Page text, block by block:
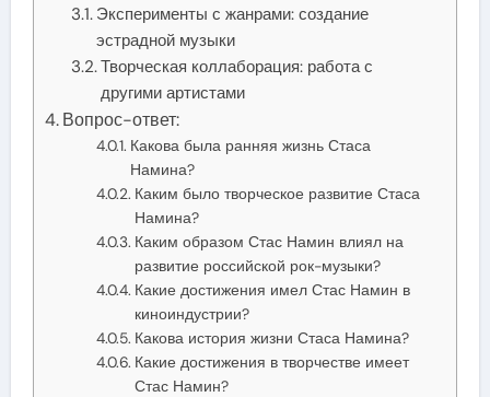
Эксперименты с жанрами: создание
эстрадной музыки
Творческая коллаборация: работа с
другими артистами
Вопрос-ответ:
Какова была ранняя жизнь Стаса
Намина?
Каким было творческое развитие Стаса
Намина?
Каким образом Стас Намин влиял на
развитие российской рок-музыки?
Какие достижения имел Стас Намин в
киноиндустрии?
Какова история жизни Стаса Намина?
Какие достижения в творчестве имеет
Стас Намин?